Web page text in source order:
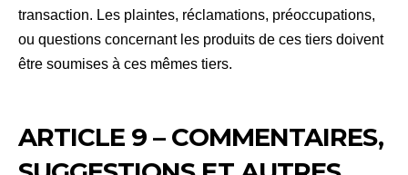
transaction. Les plaintes, réclamations, préoccupations,
ou questions concernant les produits de ces tiers doivent
être soumises à ces mêmes tiers.
ARTICLE 9 – COMMENTAIRES,